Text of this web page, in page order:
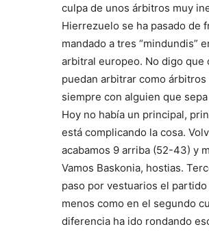
culpa de unos árbitros muy
Hierrezuelo se ha pasado de
mandado a tres “mindundis”
arbitral europeo. No digo que
puedan arbitrar como
siempre con alguien que
Hoy no había un principal,
está complicando la cosa.
acabamos 9 arriba (52-43) y
Vamos Baskonia, hostias.
paso por vestuarios el partido
menos como en el segundo
diferencia ha ido rondando